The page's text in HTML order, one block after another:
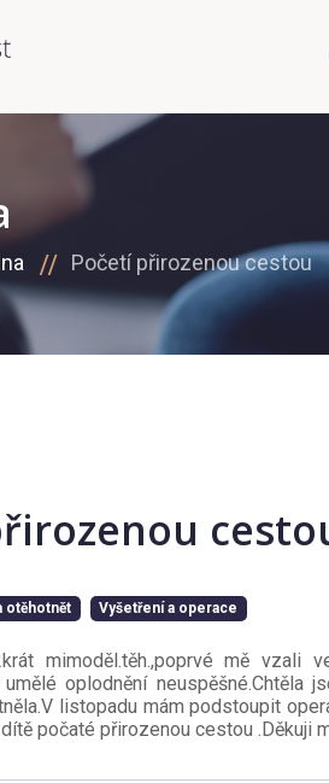
Početí přirozenou cestou
otěhotnět Vyšetření a operace
mimoděl.těh.,poprvé mě vzali
oplodnění neuspěšné.Chtěla
listopadu mám podstoupit
počaté přirozenou cestou .Děkuji